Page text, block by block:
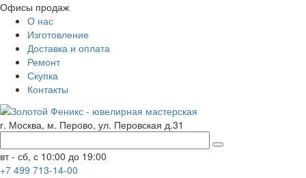
Офисы продаж
О нас
Изготовление
Доставка и оплата
Ремонт
Скупка
Контакты
г. Москва, м. Перово, ул. Перовская д.31
вт - сб, с 10:00 до 19:00
+7 499 713-14-00